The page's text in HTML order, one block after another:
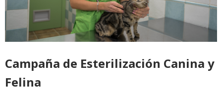
Campaña de Esterilización Canina y
Felina